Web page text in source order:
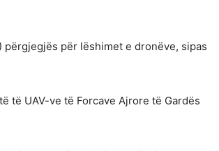
përgjegjës për lëshimet e dronëve, sipas
të UAV-ve të Forcave Ajrore të Gardës